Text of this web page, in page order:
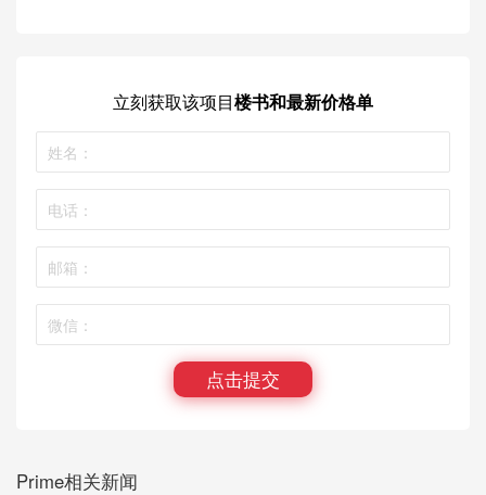
立刻获取该项目楼书和最新价格单
点击提交
Prime相关新闻